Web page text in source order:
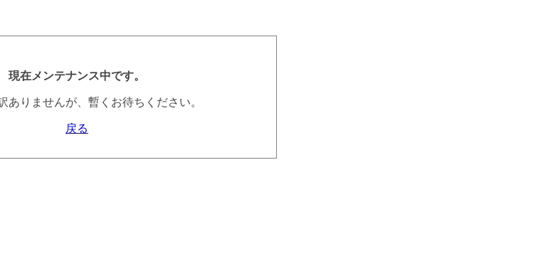
現在メンテナンス中です。
ありませんが、暫くお待ちください。
戻る